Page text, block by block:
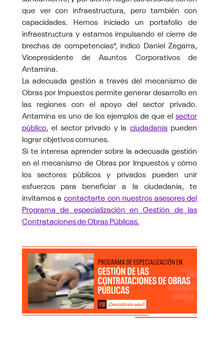
que ver con infraestructura, pero también con
capacidades. Hemos iniciado un portafolio de
infraestructura y estamos impulsando el cierre de
brechas de competencias”, indicó Daniel Zegarra,
Vicepresidente de Asuntos Corporativos de
Antamina.
La adecuada gestión a través del mecanismo de
Obras por Impuestos permite generar desarrollo en
las regiones con el apoyo del sector privado.
Antamina es uno de los ejemplos de que elsector
público, el sector privado y la ciudadanía pueden
lograr objetivos comunes.
Si te interesa aprender sobre la adecuada gestión
en el mecanismo de Obras por Impuestos y cómo
los sectores públicos y privados pueden unir
esfuerzos para beneficiar a la ciudadanía, te
invitamos a contactarte con nuestros asesores del
Programa de especialización en Gestión de las
Contrataciones de Obras Públicas.